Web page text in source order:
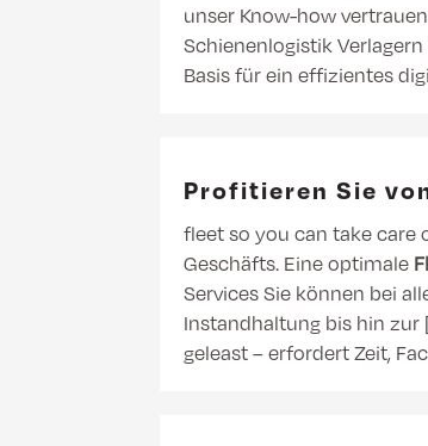
unser Know-how
Schienenlogistik
Basis für ein effizientes
Profitieren Sie
fleet so you can take care
Geschäfts. Eine optimale
Services Sie können bei
Instandhaltung bis hin zur
geleast – erfordert Zeit,